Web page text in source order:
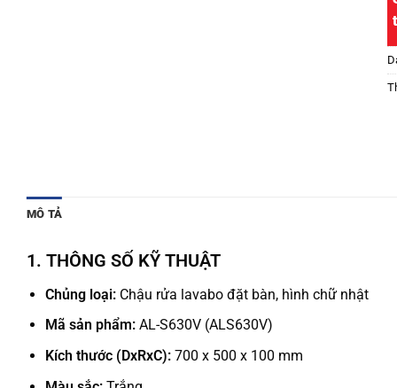
MÔ TẢ
1. THÔNG SỐ KỸ THUẬT
Chủng loại:Chậu rửa lavabo đặt bàn, hình chữ nhật
Mã sản phẩm:AL-S630V (ALS630V)
Kích thước (DxRxC):700 x 500 x 100 mm